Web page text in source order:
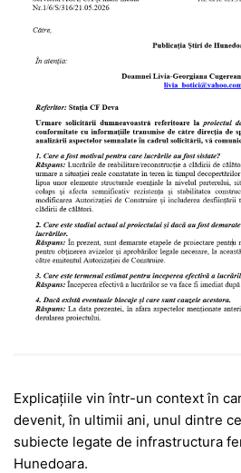
Explicațiile vin într-un context în
devenit, în ultimii ani, unul dintre
subiecte legate de infrastructura
Hunedoara.